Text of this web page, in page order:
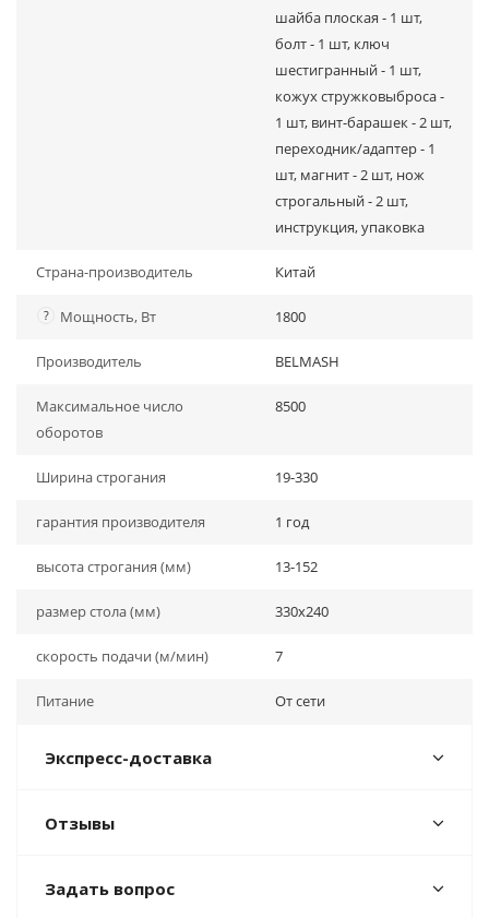
шайба плоская - 1 шт,
болт - 1 шт, ключ
шестигранный - 1 шт,
кожух стружковыброса -
1 шт, винт-барашек - 2 шт,
переходник/адаптер - 1
шт, магнит - 2 шт, нож
строгальный - 2 шт,
инструкция, упаковка
Страна-производитель Китай
? Мощность, Вт 1800
Производитель BELMASH
Максимальное число
оборотов
8500
Ширина строгания 19-330
гарантия производителя 1 год
высота строгания (мм) 13-152
размер стола (мм) 330х240
скорость подачи (м/мин) 7
Питание От сети
Экспресс-доставка
Отзывы
Задать вопрос